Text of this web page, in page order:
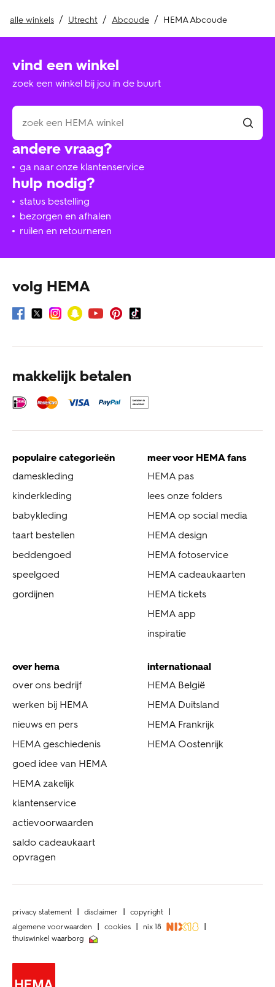
alle winkels Utrecht Abcoude HEMA Abcoude
hulp nodig?
status bestelling
bezorgen en afhalen
ruilen en retourneren
andere vraag?
ga naar onze klantenservice
vind een winkel
zoek een winkel bij jou in de buurt
volg HEMA
makkelijk betalen
populaire categorieën
dameskleding
kinderkleding
babykleding
taart bestellen
beddengoed
speelgoed
gordijnen
meer voor HEMA fans
HEMA pas
lees onze folders
HEMA op social media
HEMA design
HEMA fotoservice
HEMA cadeaukaarten
HEMA tickets
HEMA app
inspiratie
over hema
over ons bedrijf
werken bij HEMA
nieuws en pers
HEMA geschiedenis
goed idee van HEMA
HEMA zakelijk
klantenservice
actievoorwaarden
saldo cadeaukaart
opvragen
internationaal
HEMA België
HEMA Duitsland
HEMA Frankrijk
HEMA Oostenrijk
privacy statement disclaimer
copyright
algemene voorwaarden
cookies
nix 18
thuiswinkel waarborg